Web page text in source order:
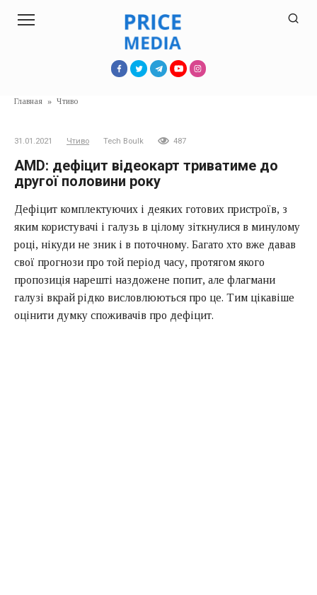
Главная » Чтиво
31.01.2021 Чтиво Tech Boulk 487
AMD: дефіцит відеокарт триватиме до
другої половини року
Дефіцит комплектуючих і деяких готових пристроїв, з
яким користувачі і галузь в цілому зіткнулися в минулому
році, нікуди не зник і в поточному. Багато хто вже давав
свої прогнози про той період часу, протягом якого
пропозиція нарешті наздожене попит, але флагмани
галузі вкрай рідко висловлюються про це. Тим цікавіше
оцінити думку споживачів про дефіцит.